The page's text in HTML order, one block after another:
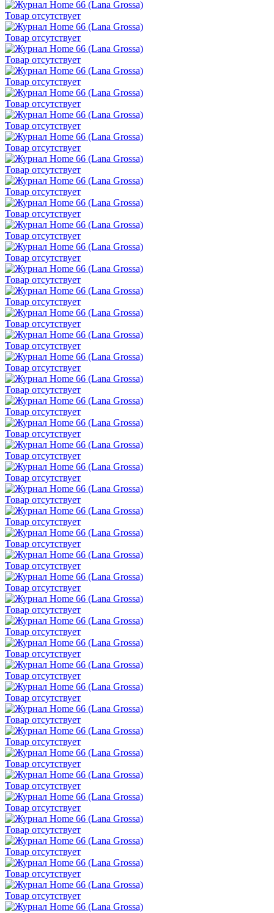
Товар отсутствует
Товар отсутствует
Товар отсутствует
Товар отсутствует
Товар отсутствует
Товар отсутствует
Товар отсутствует
Товар отсутствует
Товар отсутствует
Товар отсутствует
Товар отсутствует
Товар отсутствует
Товар отсутствует
Товар отсутствует
Товар отсутствует
Товар отсутствует
Товар отсутствует
Товар отсутствует
Товар отсутствует
Товар отсутствует
Товар отсутствует
Товар отсутствует
Товар отсутствует
Товар отсутствует
Товар отсутствует
Товар отсутствует
Товар отсутствует
Товар отсутствует
Товар отсутствует
Товар отсутствует
Товар отсутствует
Товар отсутствует
Товар отсутствует
Товар отсутствует
Товар отсутствует
Товар отсутствует
Товар отсутствует
Товар отсутствует
Товар отсутствует
Товар отсутствует
Товар отсутствует